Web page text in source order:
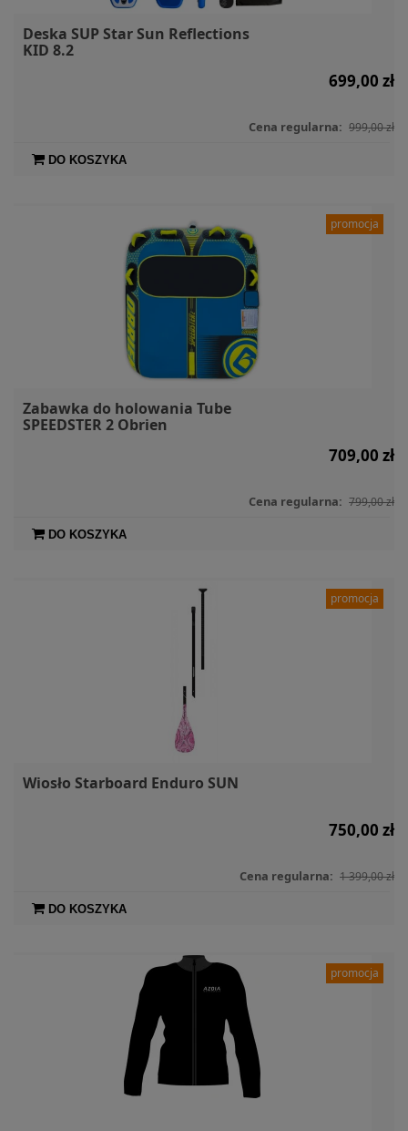
Deska SUP Star Sun Reflections
KID 8.2
699,00 zł
Cena regularna: 999,00 zł
DO KOSZYKA
Zabawka do holowania Tube
SPEEDSTER 2 Obrien
709,00 zł
Cena regularna: 799,00 zł
DO KOSZYKA
promocja
Wiosło Starboard Enduro SUN
750,00 zł
Cena regularna: 1 399,00 zł
DO KOSZYKA
promocja
promocja